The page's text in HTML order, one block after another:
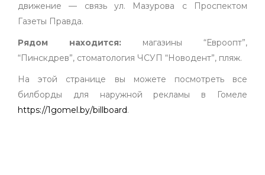
движение — связь ул. Мазурова с Проспектом
Газеты Правда.
Рядом находится: магазины “Евроопт”,
“Пинскдрев”, стоматология ЧСУП “Новодент”, пляж.
На этой странице вы можете посмотреть все
билборды для наружной рекламы в Гомеле
https://1gomel.by/billboard.